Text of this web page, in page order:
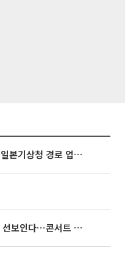
태풍 '돌핀' 오키나와 접근…일본기상청 경로 업데이트
빅뱅, 20주년 기념 '새 뱅봉' 선보인다⋯콘서트 앞두고 팝업 개최